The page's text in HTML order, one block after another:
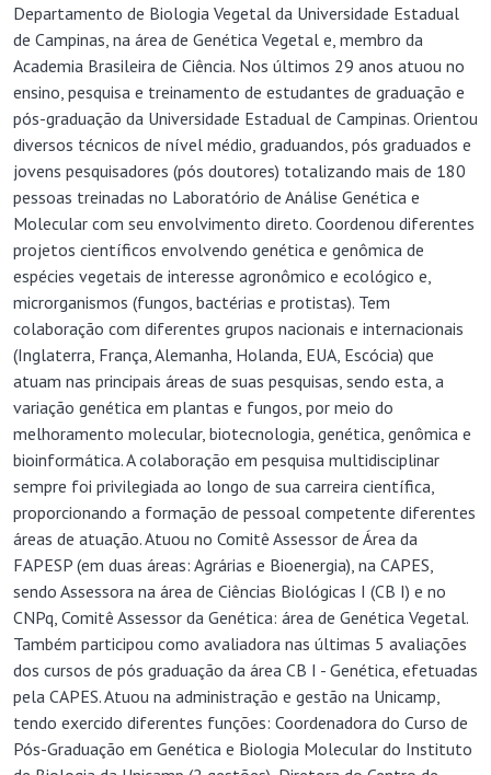
Departamento de Biologia Vegetal da Universidade Estadual
de Campinas, na área de Genética Vegetal e, membro da
Academia Brasileira de Ciência. Nos últimos 29 anos atuou no
ensino, pesquisa e treinamento de estudantes de graduação e
pós-graduação da Universidade Estadual de Campinas. Orientou
diversos técnicos de nível médio, graduandos, pós graduados e
jovens pesquisadores (pós doutores) totalizando mais de 180
pessoas treinadas no Laboratório de Análise Genética e
Molecular com seu envolvimento direto. Coordenou diferentes
projetos científicos envolvendo genética e genômica de
espécies vegetais de interesse agronômico e ecológico e,
microrganismos (fungos, bactérias e protistas). Tem
colaboração com diferentes grupos nacionais e internacionais
(Inglaterra, França, Alemanha, Holanda, EUA, Escócia) que
atuam nas principais áreas de suas pesquisas, sendo esta, a
variação genética em plantas e fungos, por meio do
melhoramento molecular, biotecnologia, genética, genômica e
bioinformática. A colaboração em pesquisa multidisciplinar
sempre foi privilegiada ao longo de sua carreira científica,
proporcionando a formação de pessoal competente diferentes
áreas de atuação. Atuou no Comitê Assessor de Área da
FAPESP (em duas áreas: Agrárias e Bioenergia), na CAPES,
sendo Assessora na área de Ciências Biológicas I (CB I) e no
CNPq, Comitê Assessor da Genética: área de Genética Vegetal.
Também participou como avaliadora nas últimas 5 avaliações
dos cursos de pós graduação da área CB I - Genética, efetuadas
pela CAPES. Atuou na administração e gestão na Unicamp,
tendo exercido diferentes funções: Coordenadora do Curso de
Pós-Graduação em Genética e Biologia Molecular do Instituto